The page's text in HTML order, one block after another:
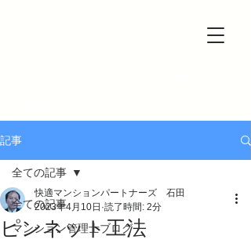
記事
全ての記事
マンション管理士ブログ
全ての記事
ピンネット工法
快適マンションパートナーズ 石田
2023年4月10日 読了時間: 2分